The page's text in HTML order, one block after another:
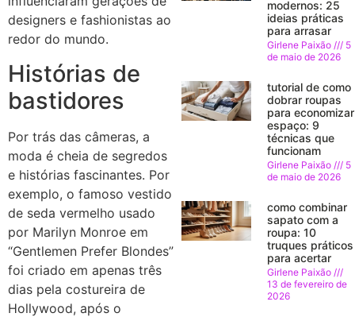
designers e fashionistas ao
redor do mundo.
Histórias de
bastidores
Por trás das câmeras, a
moda é cheia de segredos
e histórias fascinantes. Por
exemplo, o famoso vestido
de seda vermelho usado
por Marilyn Monroe em
“Gentlemen Prefer Blondes”
foi criado em apenas três
dias pela costureira de
Hollywood, após o
modernos: 25
ideias práticas
para arrasar
Girlene Paixão
5
de maio de 2026
tutorial de como
dobrar roupas
para economizar
espaço: 9
técnicas que
funcionam
Girlene Paixão
5
de maio de 2026
como combinar
sapato com a
roupa: 10
truques práticos
para acertar
Girlene Paixão
13 de fevereiro de
2026